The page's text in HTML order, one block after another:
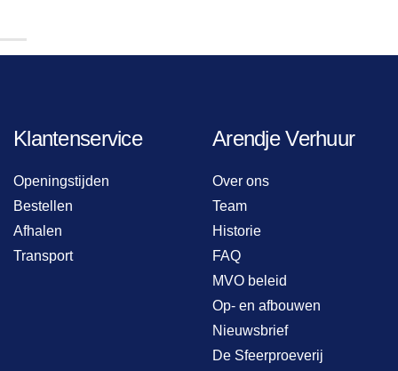
Klantenservice
Openingstijden
Bestellen
Afhalen
Transport
Arendje Verhuur
Over ons
Team
Historie
FAQ
MVO beleid
Op- en afbouwen
Nieuwsbrief
De Sfeerproeverij